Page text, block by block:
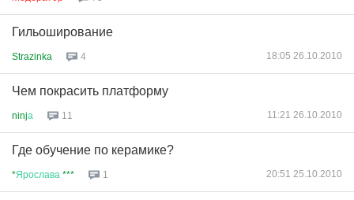
Гильоширование
Strazinka 4 18:05 26.10.2010
Чем покрасить платформу
ninjа 11 11:21 26.10.2010
Где обучение по керамике?
*Ярослава *** 1 20:51 25.10.2010